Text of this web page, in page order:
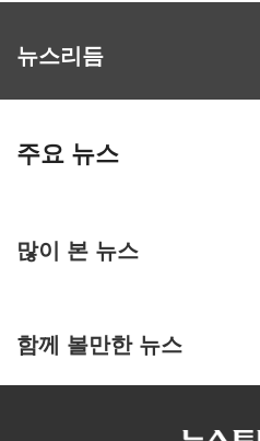
뉴스리듬
주요 뉴스
많이 본 뉴스
함께 볼만한 뉴스